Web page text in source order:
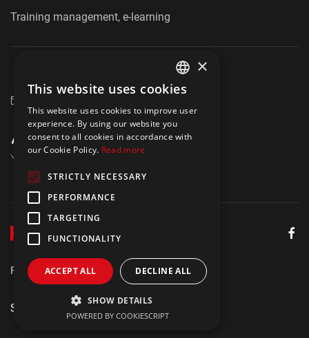
Training management, e-learning
Politica de Confidențialitate Aviz juridic
Site by Meraki
ENGLISH
POLISH
×
This website uses cookies
This website uses cookies to improve user
experience. By using our website you
consent to all cookies in accordance with
our Cookie Policy. Read more
STRICTLY NECESSARY
PERFORMANCE
TARGETING
FUNCTIONALITY
ACCEPT ALL DECLINE ALL
SHOW DETAILS
POWERED BY COOKIESCRIPT